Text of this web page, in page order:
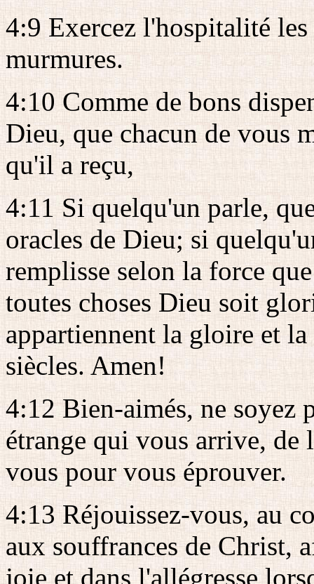
4:9 Exercez l'hospitalité les
murmures.
4:10 Comme de bons
Dieu, que chacun de vous
qu'il a reçu,
4:11 Si quelqu'un parle,
oracles de Dieu; si
remplisse selon la force
toutes choses Dieu soit
appartiennent la gloire et la
siècles. Amen!
4:12 Bien-aimés, ne soyez
étrange qui vous arrive, de
vous pour vous éprouver.
4:13 Réjouissez-vous, au
aux souffrances de Christ,
joie et dans l'allégresse